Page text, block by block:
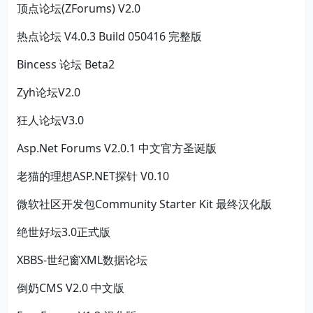
顶点论坛(ZForums) V2.0
热点论坛 V4.0.3 Build 050416 完整版
Bincess 论坛 Beta2
Zyh论坛V2.0
狂人论坛V3.0
Asp.Net Forums V2.0.1 中文官方圣诞版
老猫的理想ASP.NET探针 V0.10
微软社区开发包Community Starter Kit 最终汉化版
绝世好坛3.0正式版
XBBS-世纪窗XML数据论坛
倒奶CMS V2.0 中文版